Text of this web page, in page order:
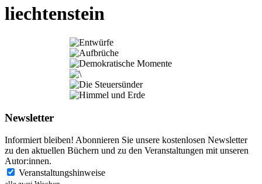
liechtenstein
Newsletter
Informiert bleiben! Abonnieren Sie unsere kostenlosen Newsletter
zu den aktuellen Büchern und zu den Veranstaltungen mit unseren
Autor:innen.
Veranstaltungshinweise